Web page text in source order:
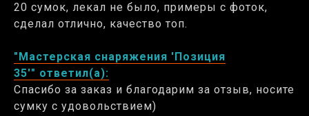
20 сумок, лекал не было, примеры с фоток,
сделал отлично, качество топ.
"Мастерская снаряжения 'Позиция
35'" ответил(а):
Спасибо за заказ и благодарим за отзыв, носите
сумку с удовольствием)